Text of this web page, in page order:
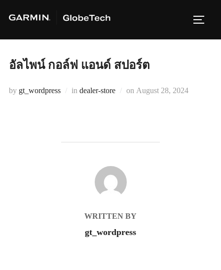
อัลไพน์ กอล์ฟ แอนด์ สปอร์ต
by gt_wordpress in dealer-store on Posted
August 28, 2024
POST AUTHOR
WRITTEN BY
gt_wordpress